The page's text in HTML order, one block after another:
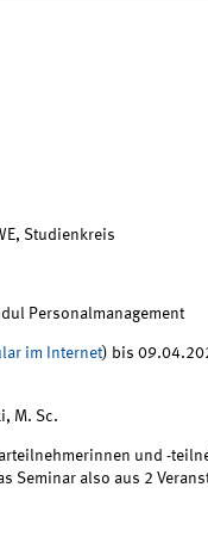
Studienkreis
Personalmanagement
im Internet) bis
M. Sc.
und -
Seminar also aus 2